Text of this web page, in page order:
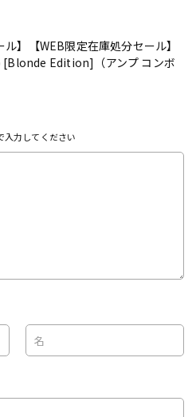
】【WEB限定在庫処分セール】
Edition]（アンプ コンボ
力してください